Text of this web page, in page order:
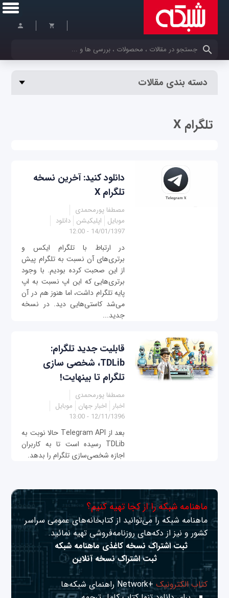
کلمات کلیدی خود را وارد کنید
دسته بندی مقالات
تلگرام X
دانلود کنید: آخرین نسخه
تلگرام X
مصطفا پورمحمدی
موبایل
اپلیکیشن دانلود
14/01/1397 - 12:00
در ارتباط با تلگرام ایکس و
برتری‌های آن نسبت به تلگرام پیش
از این صحبت کرده بودیم. با وجود
برتری‌هایی که این اپ نسبت به اپ
پایه تلگرام داشت، اما هنوز هم در آن
می‌شد کاستی‌هایی دید. در نسخه
جدید...
قابلیت جدید تلگرام:
TDLib، شخصی سازی
تلگرام تا بینهایت!
مصطفا پورمحمدی
اخبار
اخبار جهان
موبایل
12/11/1396 - 13:00
بعد از Telegram API حالا نوبت به
TDLib رسیده است تا به کاربران
اجازه شخصی‌سازی تلگرام را بدهد.
ماهنامه شبکه را از کجا تهیه کنیم؟
ماهنامه شبکه را می‌توانید از کتابخانه‌های عمومی سراسر
کشور و نیز از دکه‌های روزنامه‌فروشی تهیه نمائید.
ثبت اشتراک نسخه کاغذی ماهنامه شبکه
ثبت اشتراک نسخه آنلاین
کتاب الکترونیک+Network راهنمای شبکه‌ها